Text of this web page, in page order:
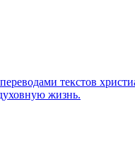
текстов
жизнь.